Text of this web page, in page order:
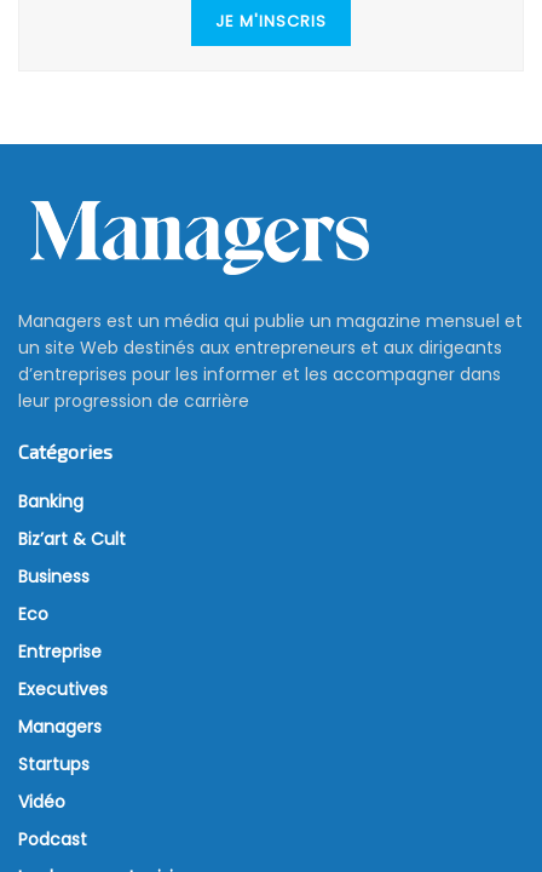
JE M'INSCRIS
Managers est un média qui publie un magazine mensuel et
un site Web destinés aux entrepreneurs et aux dirigeants
d’entreprises pour les informer et les accompagner dans
leur progression de carrière
Catégories
Banking
Biz’art & Cult
Business
Eco
Entreprise
Executives
Managers
Startups
Vidéo
Podcast